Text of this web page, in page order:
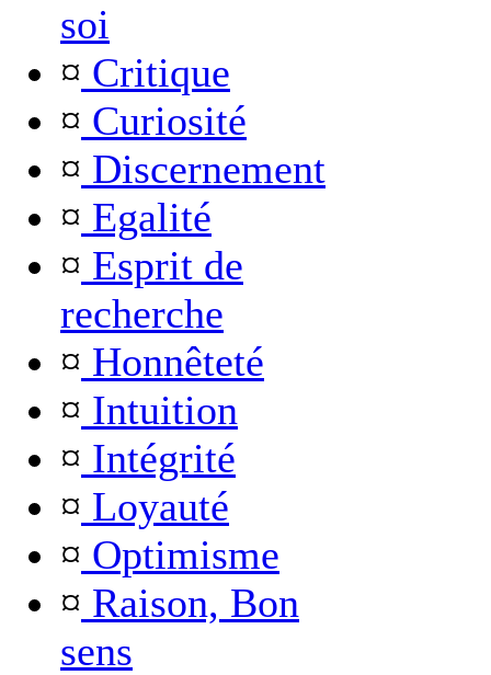
soi
¤ Critique
¤ Curiosité
¤ Discernement
¤ Egalité
¤ Esprit de
recherche
¤ Honnêteté
¤ Intuition
¤ Intégrité
¤ Loyauté
¤ Optimisme
¤ Raison, Bon
sens